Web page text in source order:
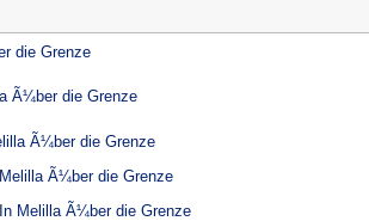
die Grenze
Ã¼ber die Grenze
Ã¼ber die Grenze
Ã¼ber die Grenze
Melilla Ã¼ber die Grenze